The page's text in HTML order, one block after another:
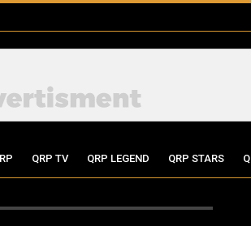
QRP TV QRP LEGEND QRP STARS